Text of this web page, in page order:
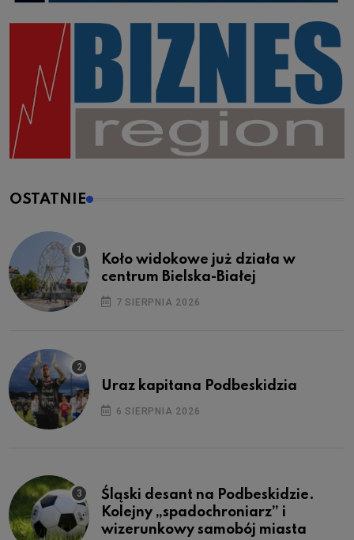
OSTATNIE
Koło widokowe już działa w
centrum Bielska-Białej
7 SIERPNIA 2026
Uraz kapitana Podbeskidzia
6 SIERPNIA 2026
Śląski desant na Podbeskidzie.
Kolejny „spadochroniarz” i
wizerunkowy samobój miasta